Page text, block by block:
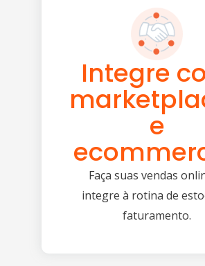
Integre
e
Faça suas vendas
integre à rotina de
faturamento.